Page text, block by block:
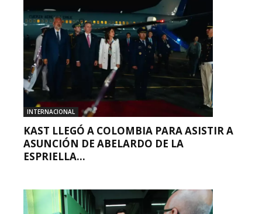
INTERNACIONAL
KAST LLEGÓ A COLOMBIA PARA ASISTIR A
ASUNCIÓN DE ABELARDO DE LA
ESPRIELLA...